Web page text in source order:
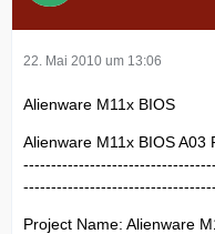
22. Mai 2010 um 13:06
Alienware M11x BIOS
Alienware M11x BIOS A03
Project Name: Alienware